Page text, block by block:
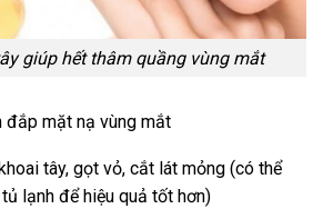
giúp hết thâm quầng vùng mắt
đắp mặt nạ vùng mắt
tây, gọt vỏ, cắt lát mỏng (có thể
lạnh để hiệu quả tốt hơn)